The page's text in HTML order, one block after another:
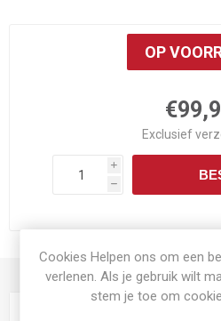
OP
Exclusief
i
h
PRODUCT
Cookies Helpen ons om een
verlenen. Als je gebruik wilt
stem je toe om